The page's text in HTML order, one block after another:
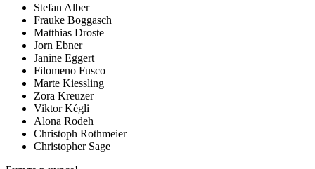
Stefan Alber
Frauke Boggasch
Matthias Droste
Jorn Ebner
Janine Eggert
Filomeno Fusco
Marte Kiessling
Zora Kreuzer
Viktor Kégli
Alona Rodeh
Christoph Rothmeier
Christopher Sage